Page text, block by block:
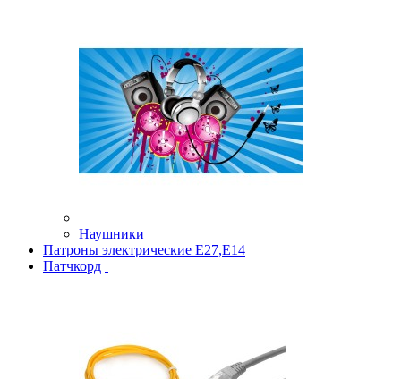
Наушники
Патроны электрические Е27,Е14
Патчкорд